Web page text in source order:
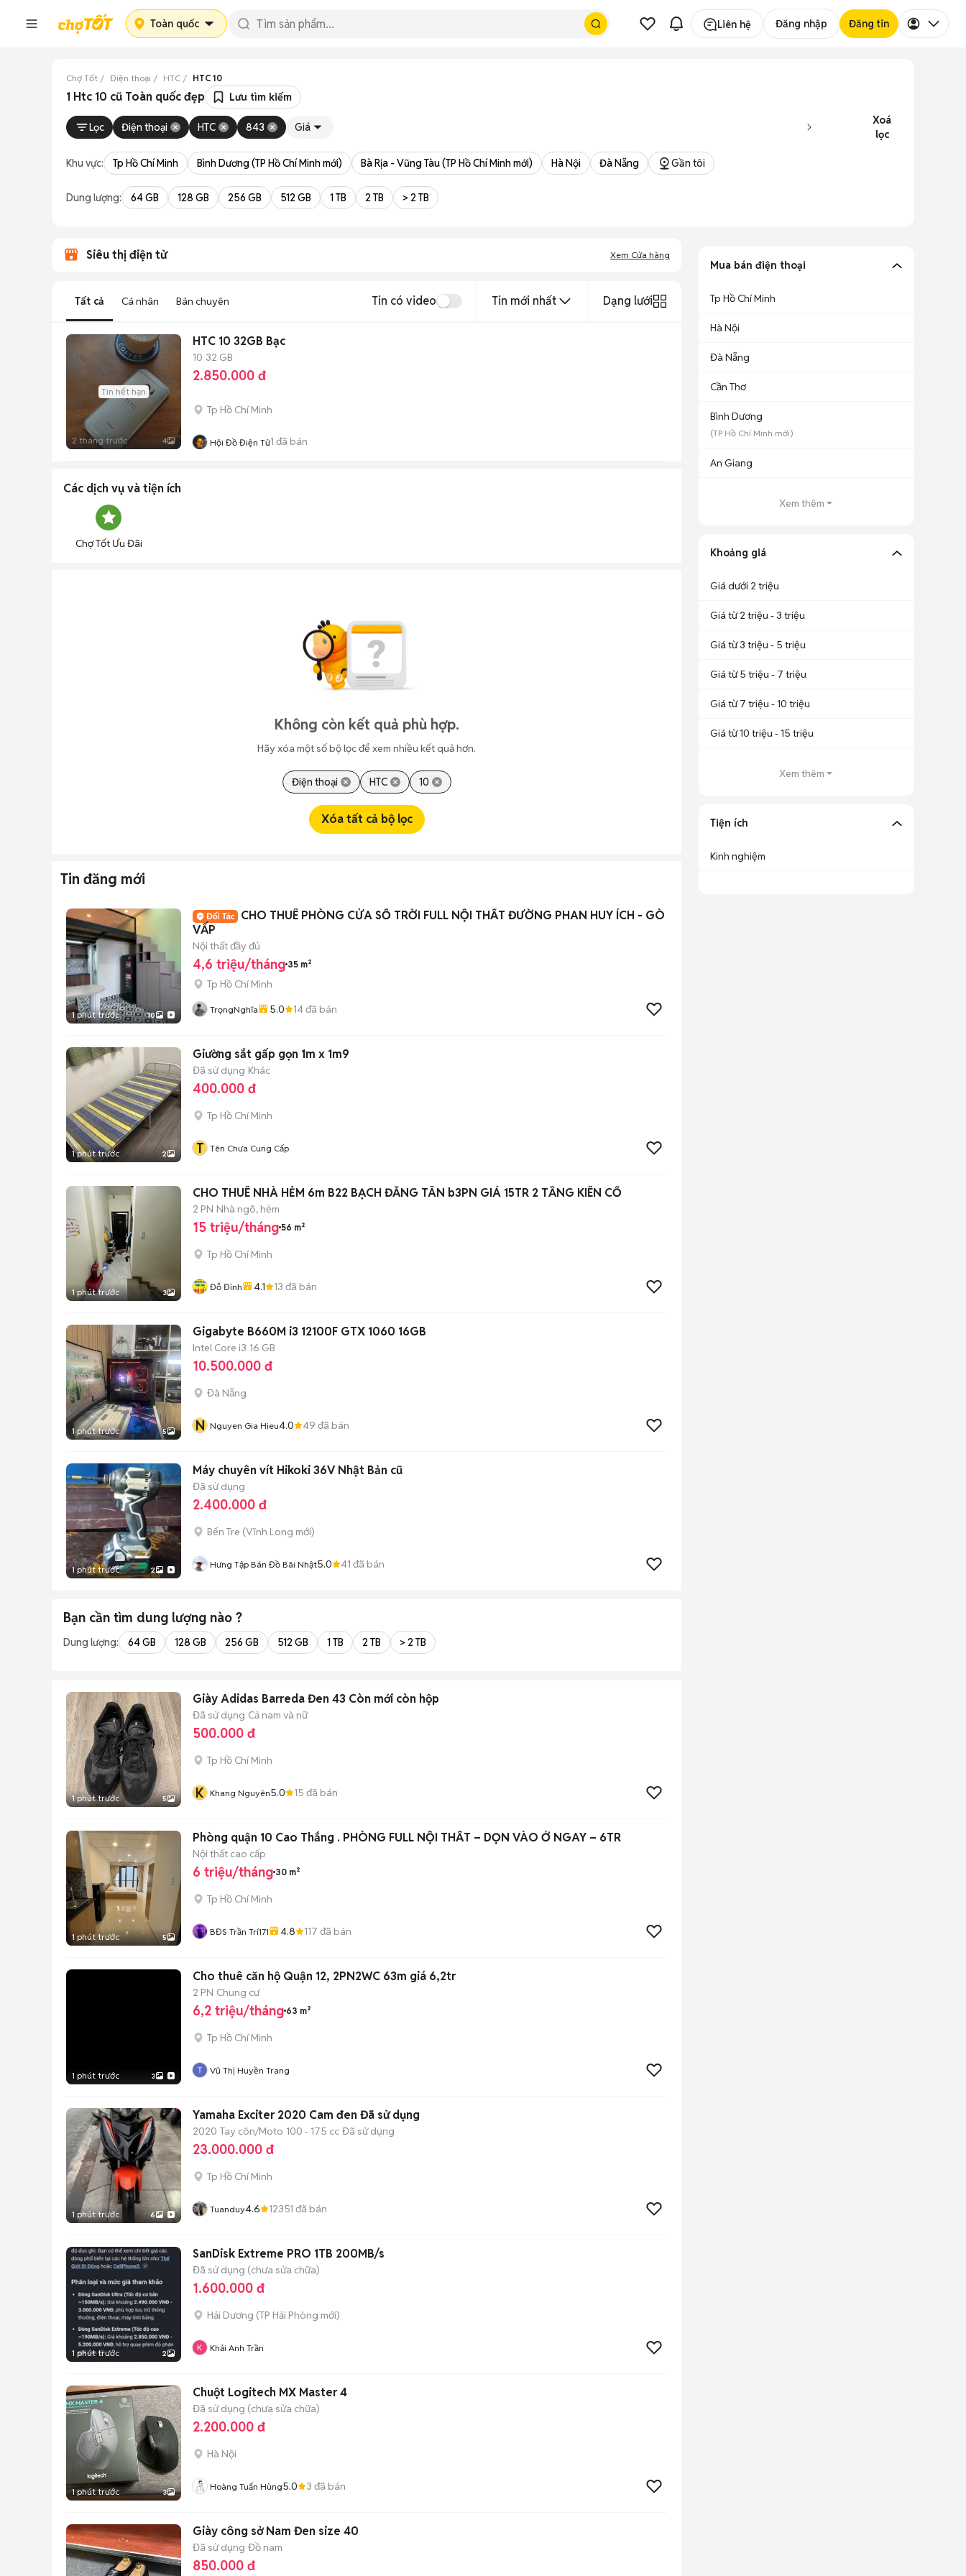
Toàn quốc Liên hệ Đăng nhập Đăng tin
Chợ Tốt Điện thoại HTC HTC 10
1 Htc 10 cũ Toàn quốc đẹp Lưu tìm kiếm
Lọc Điện thoại HTC 843 Giá
Xoá
lọc
Khu vực: Tp Hồ Chí Minh Bình Dương (TP Hồ Chí Minh mới) Bà Rịa - Vũng Tàu (TP Hồ Chí Minh mới) Hà Nội Đà Nẵng Gần tôi
Dung lượng: 64 GB 128 GB 256 GB 512 GB 1 TB 2 TB > 2 TB
Siêu thị điện tử Xem Cửa hàng
Tất cả Cá nhân Bán chuyên Tin có video Tin mới nhất Dạng lưới
Tin hết hạn
2 tháng trước 4
HTC 10 32GB Bạc
10 32 GB
2.850.000 đ
Tp Hồ Chí Minh
Hội Đồ Điện Tử1 đã bán
Các dịch vụ và tiện ích
Chợ Tốt Ưu Đãi
Không còn kết quả phù hợp.
Hãy xóa một số bộ lọc để xem nhiều kết quả hơn.
Điện thoại HTC 10
Xóa tất cả bộ lọc
Tin đăng mới
1 phút trước 10
CHO THUÊ PHÒNG CỬA SỔ TRỜI FULL NỘI THẤT ĐƯỜNG PHAN HUY ÍCH - GÒ
VẤP
Nội thất đầy đủ
4,6 triệu/tháng 35 m²
Tp Hồ Chí Minh
TrọngNghĩa 5.0 14đã bán
1 phút trước 2
Giường sắt gấp gọn 1m x 1m9
Đã sử dụng Khác
400.000 đ
Tp Hồ Chí Minh
T Tên Chưa Cung Cấp
1 phút trước 3
CHO THUÊ NHÀ HẺM 6m B22 BẠCH ĐẰNG TÂN b3PN GIÁ 15TR 2 TẦNG KIÊN CỐ
2 PN Nhà ngõ, hẻm
15 triệu/tháng 56 m²
Tp Hồ Chí Minh
Đỗ Đỉnh 4.1 13 đã bán
1 phút trước 5
Gigabyte B660M i3 12100F GTX 1060 16GB
Intel Core i3 16 GB
10.500.000 đ
Đà Nẵng
N Nguyen Gia Hieu4.0 49 đã bán
1 phút trước 2
Máy chuyên vít Hikoki 36V Nhật Bản cũ
Đã sử dụng
2.400.000 đ
Bến Tre (Vĩnh Long mới)
Hưng Tập Bán Đồ Bãi Nhật5.0 41 đã bán
Bạn cần tìm dung lượng nào ?
Dung lượng: 64 GB 128 GB 256 GB 512 GB 1 TB 2 TB > 2 TB
1 phút trước 5
Giày Adidas Barreda Đen 43 Còn mới còn hộp
Đã sử dụng Cả nam và nữ
500.000 đ
Tp Hồ Chí Minh
K Khang Nguyên5.0 15 đã bán
1 phút trước 5
Phòng quận 10 Cao Thắng . PHÒNG FULL NỘI THẤT – DỌN VÀO Ở NGAY – 6TR
Nội thất cao cấp
6 triệu/tháng 30 m²
Tp Hồ Chí Minh
BĐS Trần Trí171 4.8 117 đã bán
1 phút trước 3
Cho thuê căn hộ Quận 12, 2PN2WC 63m giá 6,2tr
2 PN Chung cư
6,2 triệu/tháng 63 m²
Tp Hồ Chí Minh
Vũ Thị Huyền Trang
1 phút trước 6
Yamaha Exciter 2020 Cam đen Đã sử dụng
2020 Tay côn/Moto 100 - 175 cc Đã sử dụng
23.000.000 đ
Tp Hồ Chí Minh
Tuanduy4.6 12351 đã bán
1 phút trước 2
SanDisk Extreme PRO 1TB 200MB/s
Đã sử dụng (chưa sửa chữa)
1.600.000 đ
Hải Dương (TP Hải Phòng mới)
Khải Anh Trần
1 phút trước 3
Chuột Logitech MX Master 4
Đã sử dụng (chưa sửa chữa)
2.200.000 đ
Hà Nội
Hoàng Tuấn Hùng5.0 3 đã bán
Giày công sở Nam Đen size 40
Đã sử dụng Đồ nam
850.000 đ
Mua bán điện thoại
Tp Hồ Chí Minh
Hà Nội
Đà Nẵng
Cần Thơ
Bình Dương
(TP Hồ Chí Minh mới)
An Giang
Xem thêm
Khoảng giá
Giá dưới 2 triệu
Giá từ 2 triệu - 3 triệu
Giá từ 3 triệu - 5 triệu
Giá từ 5 triệu - 7 triệu
Giá từ 7 triệu - 10 triệu
Giá từ 10 triệu - 15 triệu
Xem thêm
Tiện ích
Kinh nghiệm